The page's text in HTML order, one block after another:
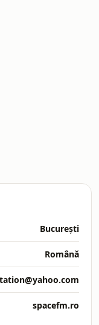
București
Română
spacefm.ro